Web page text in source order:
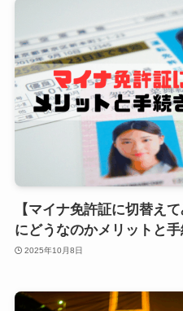
【マイナ免許証に切替え
にどうなのかメリットと
2025年10月8日